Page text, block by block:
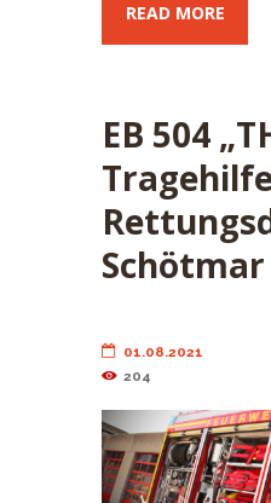
READ MORE
EB 504
Schötmar
01.08.2021
204